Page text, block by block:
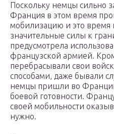
Поскольку немцы сильно
Франция в этом время
мобилизацию и это время
значительные силы к
предусмотрела
французской армией.
перебрасывали свои
способами, даже бывали
немцы пришли во
боевой готовности.
своей мобильности
нужно.